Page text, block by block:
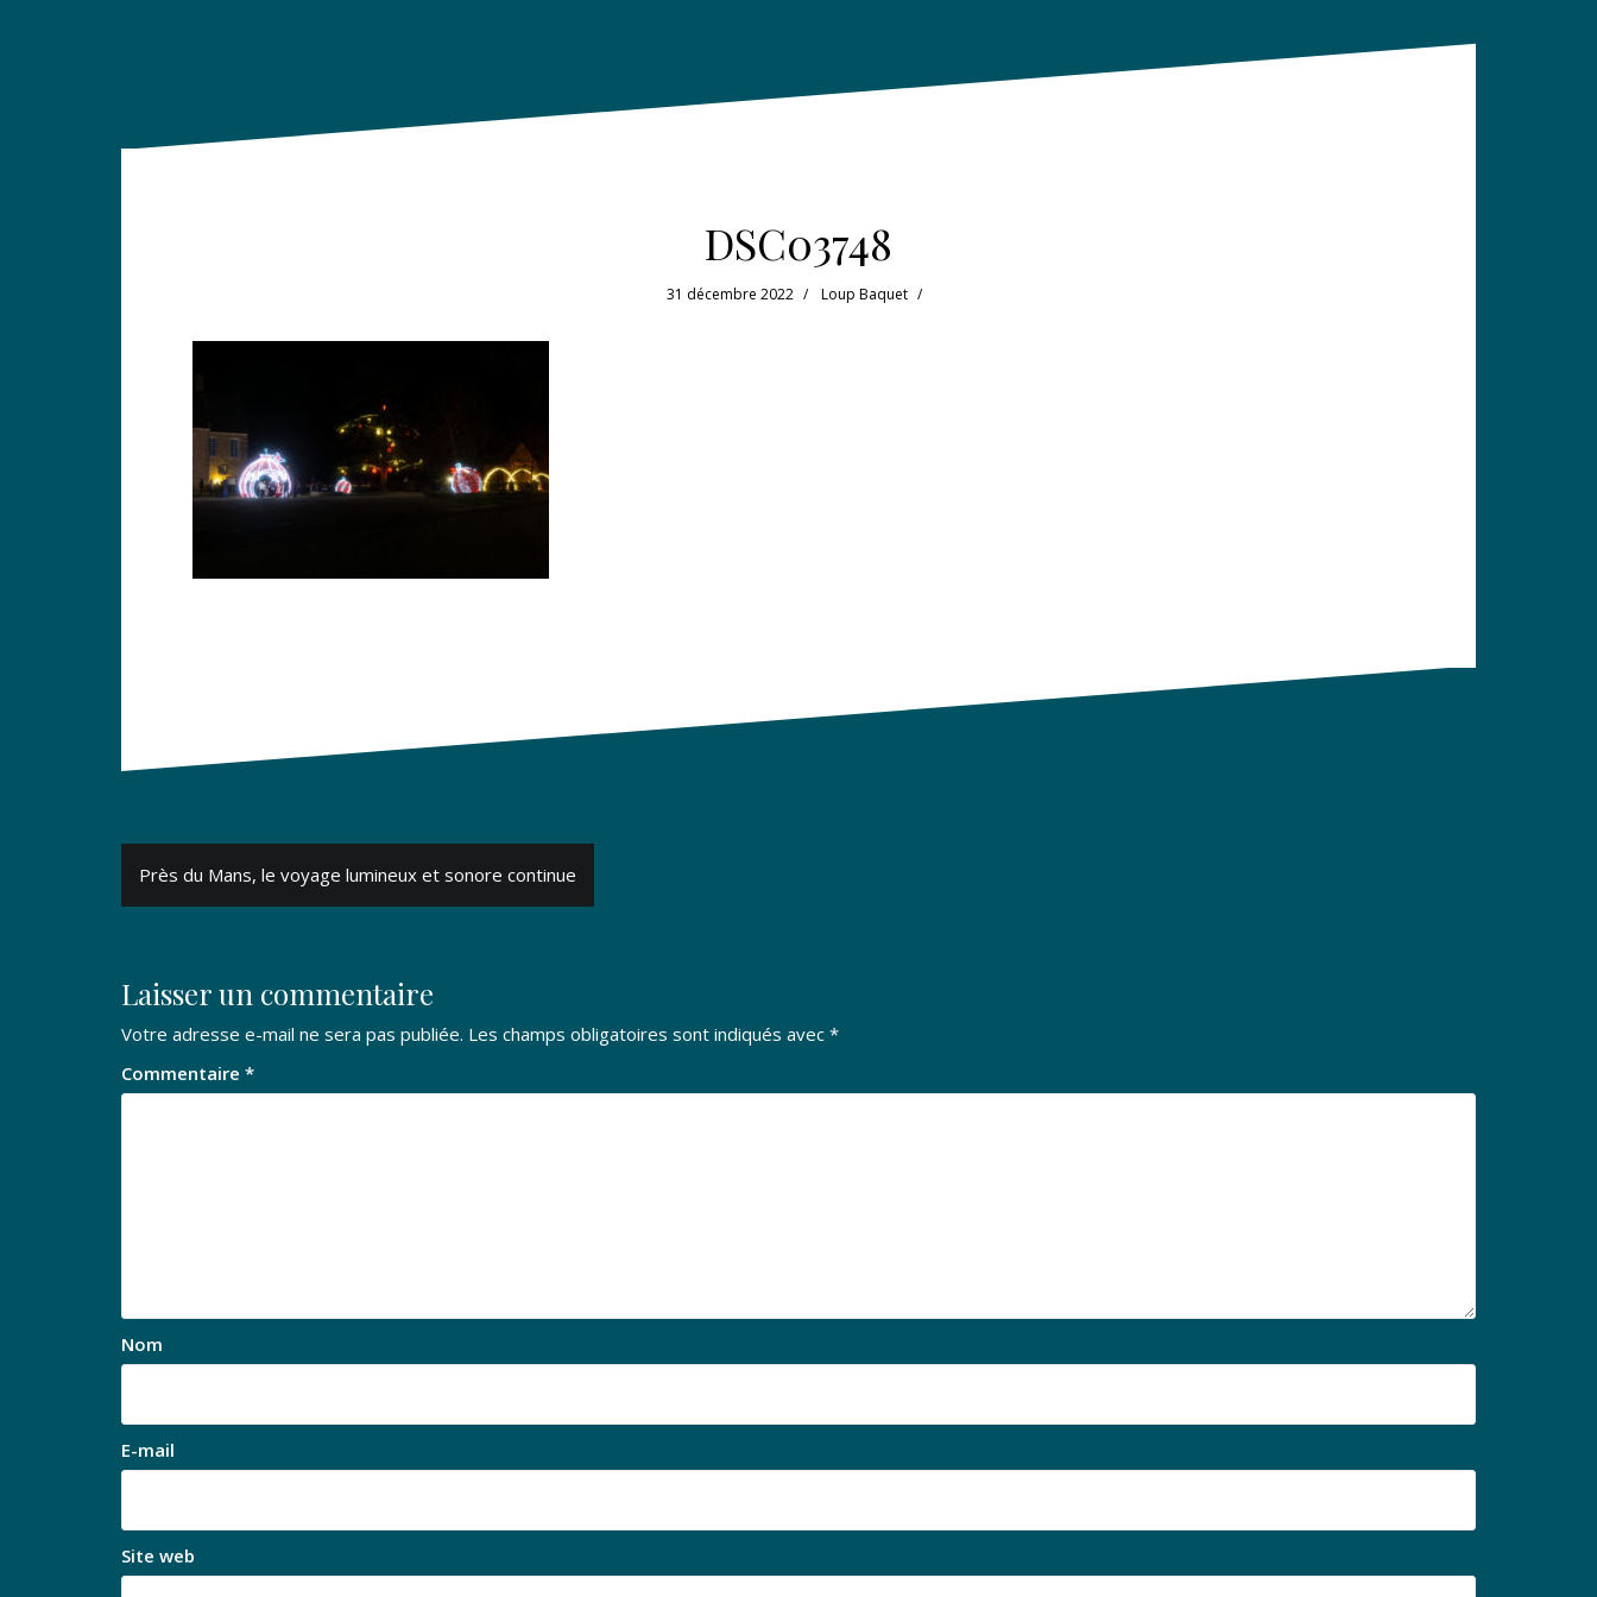
DSC03748
31 décembre 2022 Loup Baquet
Navigation
de
Près du Mans, le voyage lumineux et sonore continue
Laisser un commentaire
Votre adresse e-mail ne sera pas publiée. Les champs obligatoires sont indiqués avec *
Commentaire *
Nom
E-mail
Site web